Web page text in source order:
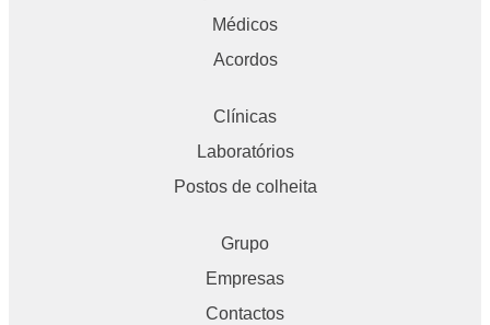
Médicos
Acordos
Clínicas
Laboratórios
Postos de colheita
Grupo
Empresas
Contactos